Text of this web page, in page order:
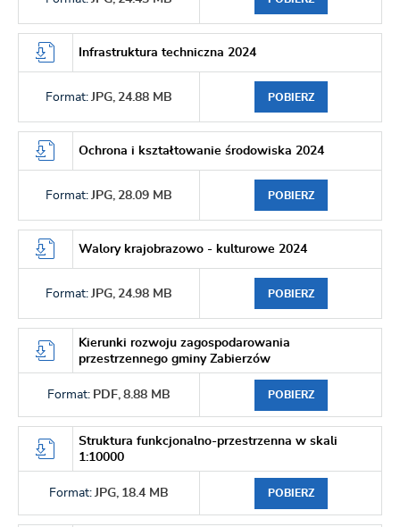
Infrastruktura techniczna 2024
Format: JPG, 24.88 MB POBIERZ
Ochrona i kształtowanie środowiska 2024
Format: JPG, 28.09 MB POBIERZ
Walory krajobrazowo - kulturowe 2024
Format: JPG, 24.98 MB POBIERZ
Kierunki rozwoju zagospodarowania
przestrzennego gminy Zabierzów
Format: PDF, 8.88 MB POBIERZ
Struktura funkcjonalno-przestrzenna w skali
1:10000
Format: JPG, 18.4 MB POBIERZ